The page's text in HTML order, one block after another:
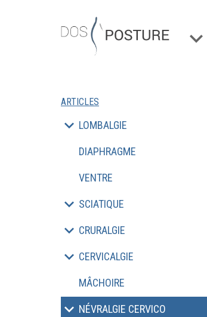
ARTICLES
LOMBALGIE
DIAPHRAGME
VENTRE
SCIATIQUE
CRURALGIE
CERVICALGIE
MÂCHOIRE
NÉVRALGIE CERVICO